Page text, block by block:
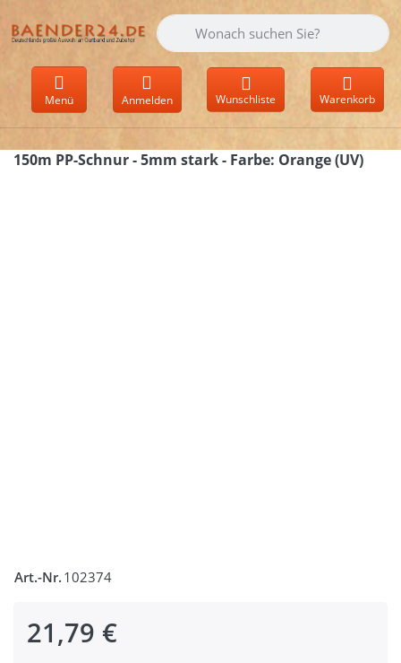
Geben Sie einen Suchbegriff ein.
Menü Anmelden Wunschliste Warenkorb
150m PP-Schnur - 5mm stark - Farbe: Orange (UV)
Art.-Nr. 102374
21,79 €